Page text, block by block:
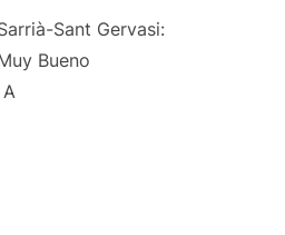
Sant Gervasi:
Bueno